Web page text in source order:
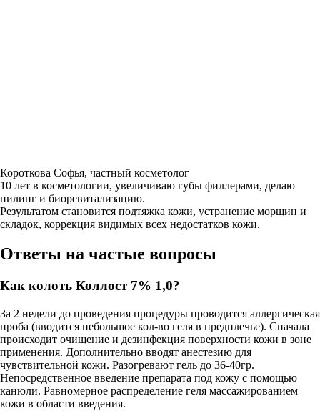
Короткова Софья, частный косметолог
10 лет в косметологии, увеличиваю губы филлерами, делаю
пилинг и биоревитализацию.
Результатом становится подтяжка кожи, устранение морщин и
складок, коррекция видимых всех недостатков кожи.
Ответы на частые вопросы
Как колоть Коллост 7% 1,0?
За 2 недели до проведения процедуры проводится аллергическая
проба (вводится небольшое кол-во геля в предплечье). Сначала
происходит очищение и дезинфекция поверхности кожи в зоне
применения. Дополнительно вводят анестезию для
чувствительной кожи. Разогревают гель до 36-40гр.
Непосредственное введение препарата под кожу с помощью
канюли. Равномерное распределение геля массажированием
кожи в области введения.